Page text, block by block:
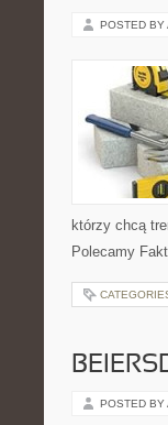
POSTED BY
którzy chcą
Polecamy
POSTED BY